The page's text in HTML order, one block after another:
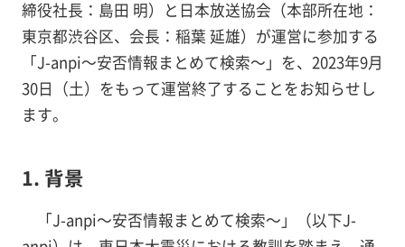
締役社長：島田 明）と日本放送協会（本部所在地：
東京都渋谷区、会長：稲葉 延雄）が運営に参加する
「J-anpi～安否情報まとめて検索～」を、2023年9月
30日（土）をもって運営終了することをお知らせし
ます。
1. 背景
「J-anpi～安否情報まとめて検索～」（以下J-